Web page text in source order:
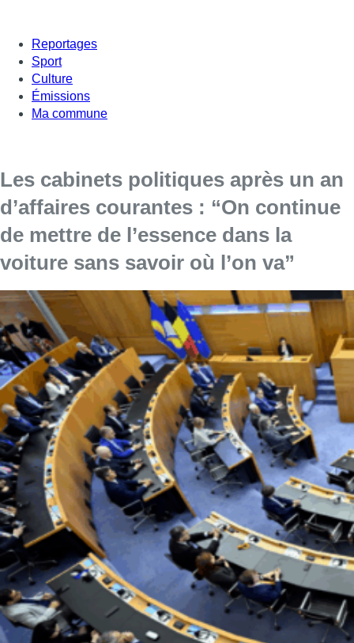
Reportages
Sport
Culture
Émissions
Ma commune
Les cabinets politiques après un an
d’affaires courantes : “On continue
de mettre de l’essence dans la
voiture sans savoir où l’on va”